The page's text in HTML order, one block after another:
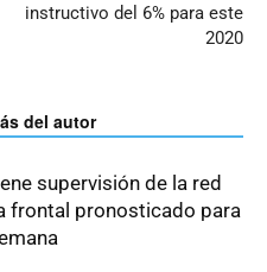
instructivo del 6% para este
2020
del autor
supervisión de la red
frontal pronosticado para